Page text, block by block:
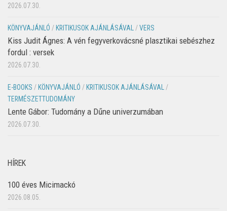
2026.07.30.
KÖNYVAJÁNLÓ / KRITIKUSOK AJÁNLÁSÁVAL /VERS
Kiss Judit Ágnes: A vén fegyverkovácsné plasztikai sebészhez
fordul : versek
2026.07.30.
E-BOOKS / KÖNYVAJÁNLÓ / KRITIKUSOK AJÁNLÁSÁVAL
/
TERMÉSZETTUDOMÁNY
Lente Gábor: Tudomány a Dűne univerzumában
2026.07.30.
HÍREK
100 éves Micimackó
2026.08.05.